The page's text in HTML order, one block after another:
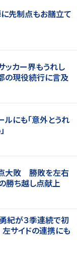
に先制点もお膳立て
ッカー界もうれし
の現役続行に言及
ルにも「意外とうれ
点大敗 勝敗を左右
勝ち越し点献上
紀が３季連続で初
サイドの連携にも